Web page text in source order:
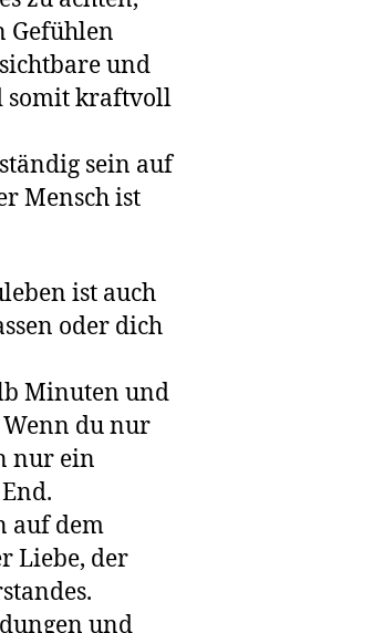
Gefühlen
und
somit kraftvoll
sein auf
Mensch ist
ist auch
oder dich
Minuten und
du nur
nur ein
End.
dem
Liebe, der
und